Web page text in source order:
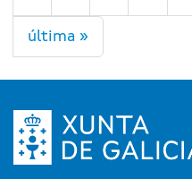
última »